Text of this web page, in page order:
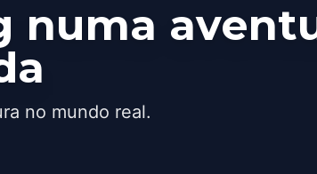
numa
no mundo real.